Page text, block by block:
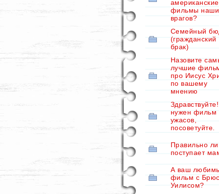
американские
фильмы
врагов?
Семейный
(гражданский
брак)
Назовите
лучшие
про Иисус
по вашему
мнению
нужен фильм
ужасов,
посоветуйте.
Правильно ли
поступает
А ваш
фильм с
Уилисом?